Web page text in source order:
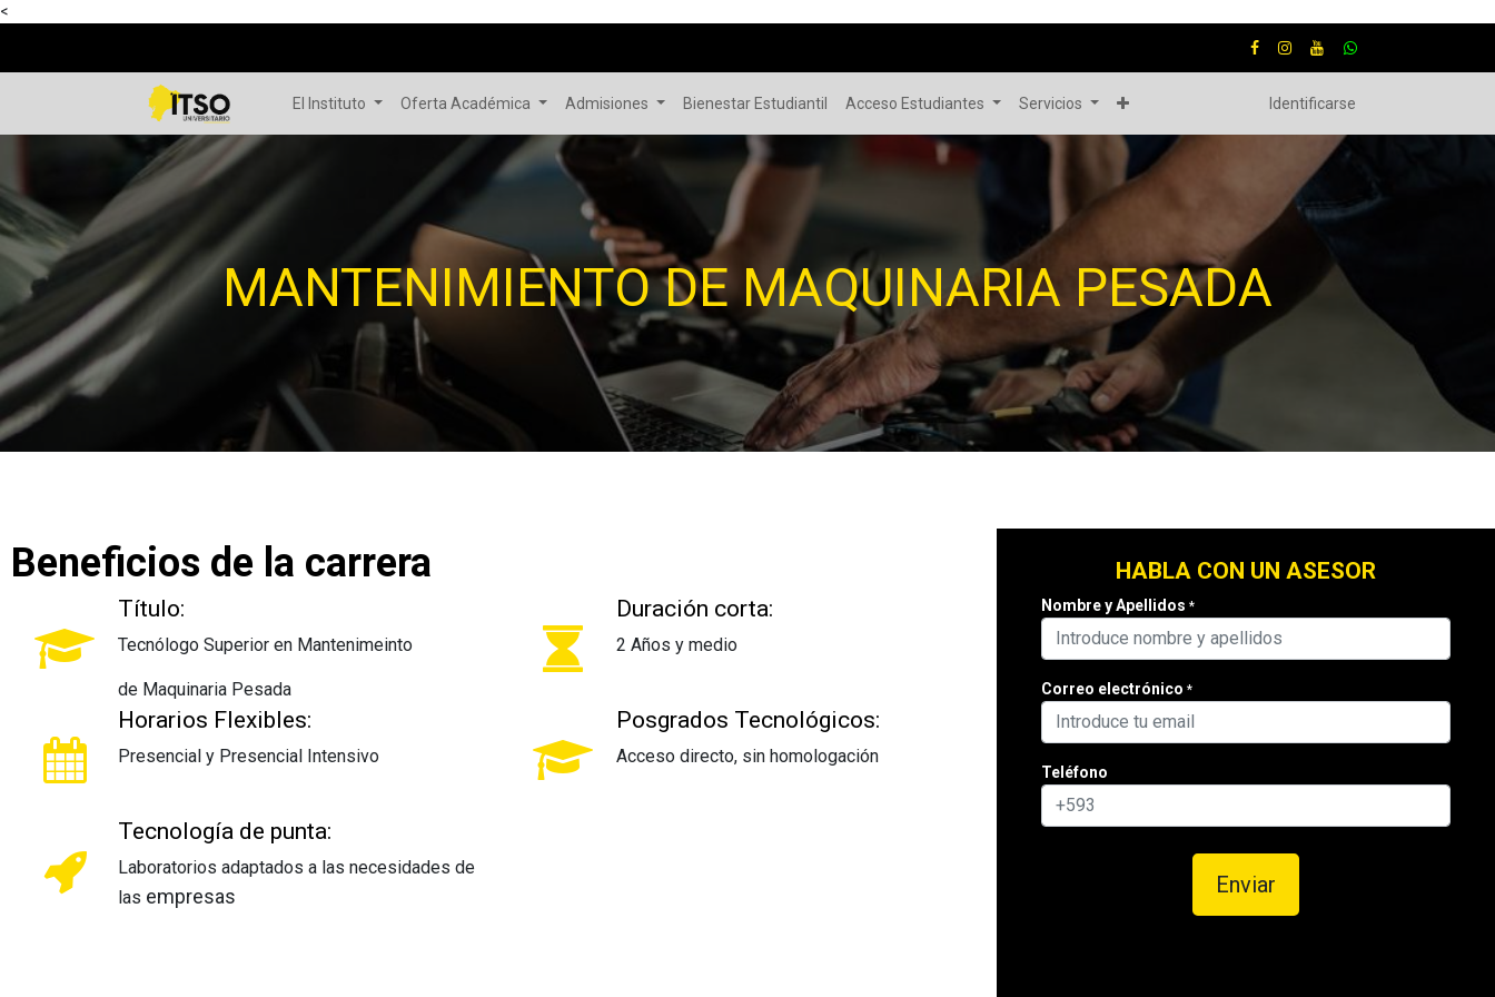
<
El Instituto Oferta Académica Admisiones Bienestar Estudiantil Acceso Estudiantes Servicios Identificarse
MANTENIMIENTO DE MAQUINARIA PESADA
Beneficios de la carrera
Título:
​Tecnólogo Superior en Mantenimeinto
de Maquinaria Pesada
Duración corta:
2 Años y medio
Horarios Flexibles:
Presencial y Presencial Intensivo
Posgrados Tecnológicos:
Acceso directo, sin homologación
Tecnología de punta:
Laboratorios adaptados a las necesidades de
las empresas
HABLA CON UN ASESOR
Nombre y Apellidos *
Correo electrónico *
Teléfono
Enviar